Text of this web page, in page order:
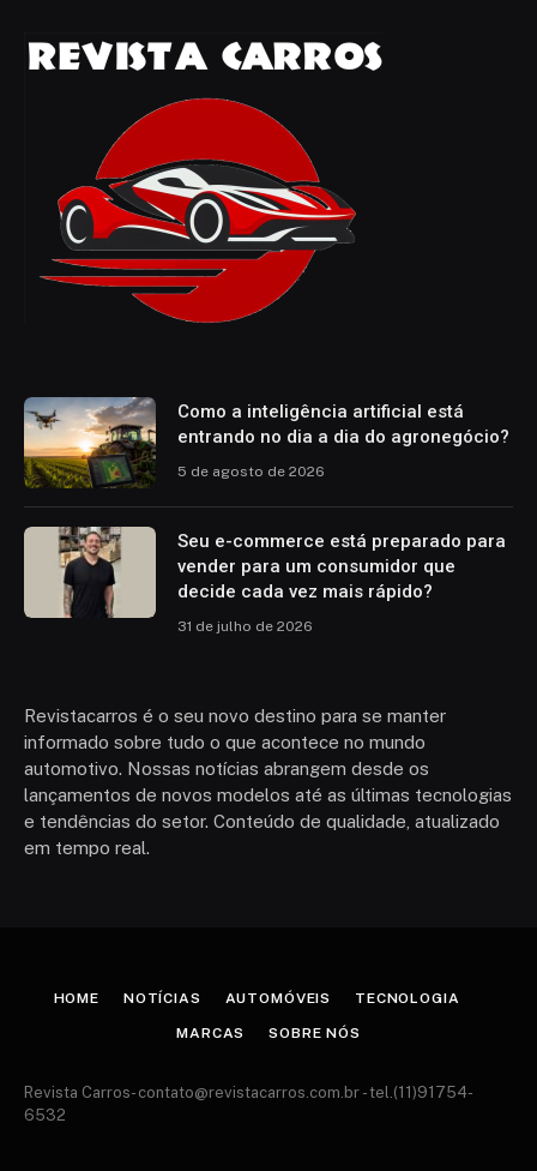
Como a inteligência artificial está
entrando no dia a dia do agronegócio?
5 de agosto de 2026
Seu e-commerce está preparado para
vender para um consumidor que
decide cada vez mais rápido?
31 de julho de 2026
Revistacarros é o seu novo destino para se manter
informado sobre tudo o que acontece no mundo
automotivo. Nossas notícias abrangem desde os
lançamentos de novos modelos até as últimas tecnologias
e tendências do setor. Conteúdo de qualidade, atualizado
em tempo real.
HOME NOTÍCIAS AUTOMÓVEIS TECNOLOGIA
MARCAS SOBRE NÓS
Revista Carros- contato@revistacarros.com.br - tel.(11)91754-
6532